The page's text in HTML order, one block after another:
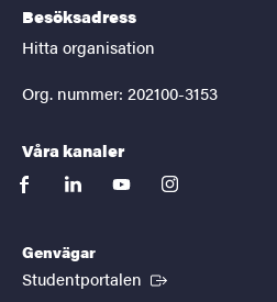
Besöksadress
Hitta organisation
Org. nummer: 202100-3153
Våra kanaler
facebooklinkedinyoutubeinstagram
Genvägar
Studentportalen (Extern länk)